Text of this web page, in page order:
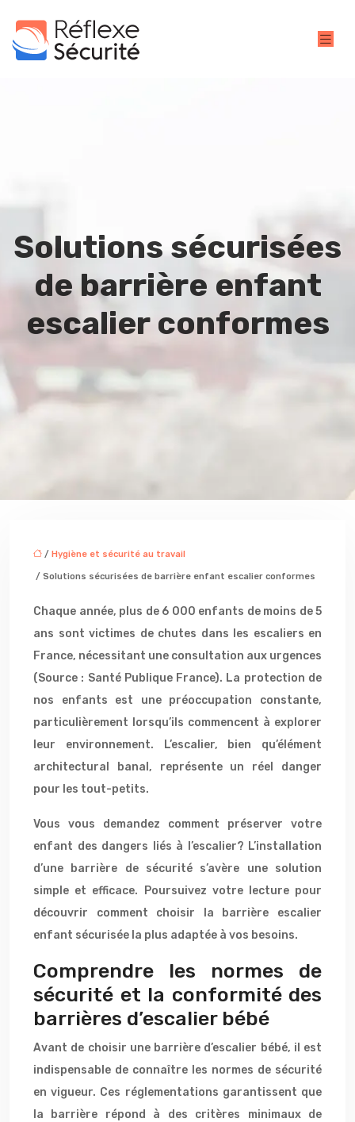
Solutions sécurisées
de barrière enfant
escalier conformes
/ Hygiène et sécurité au travail
/ Solutions sécurisées de barrière enfant escalier conformes
Chaque année, plus de 6 000 enfants de moins de 5
ans sont victimes de chutes dans les escaliers en
France, nécessitant une consultation aux urgences
(Source : Santé Publique France). La protection de
nos enfants est une préoccupation constante,
particulièrement lorsqu’ils commencent à explorer
leur environnement. L’escalier, bien qu’élément
architectural banal, représente un réel danger
pour les tout-petits.
Vous vous demandez comment préserver votre
enfant des dangers liés à l’escalier? L’installation
d’une barrière de sécurité s’avère une solution
simple et efficace. Poursuivez votre lecture pour
découvrir comment choisir la barrière escalier
enfant sécurisée la plus adaptée à vos besoins.
Comprendre les normes de
sécurité et la conformité des
barrières d’escalier bébé
Avant de choisir une barrière d’escalier bébé, il est
indispensable de connaître les normes de sécurité
en vigueur. Ces réglementations garantissent que
la barrière répond à des critères minimaux de